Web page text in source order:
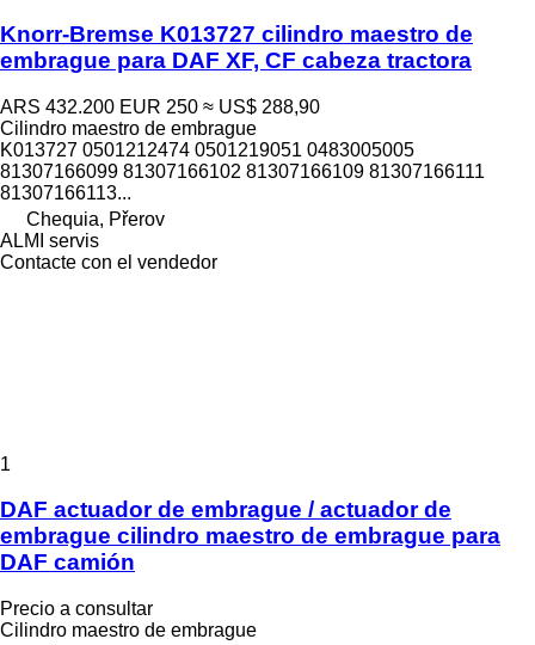
Knorr-Bremse K013727 cilindro maestro de
embrague para DAF XF, CF cabeza tractora
ARS 432.200 EUR 250 ≈ US$ 288,90
Cilindro maestro de embrague
K013727 0501212474 0501219051 0483005005
81307166099 81307166102 81307166109 81307166111
81307166113...
Chequia, Přerov
ALMI servis
Contacte con el vendedor
1
DAF actuador de embrague / actuador de
embrague cilindro maestro de embrague para
DAF camión
Precio a consultar
Cilindro maestro de embrague